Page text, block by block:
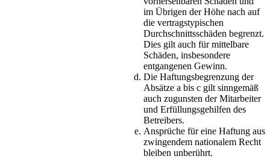
im Übrigen der Höhe nach auf
die vertragstypischen
Durchschnittsschäden begrenzt.
Dies gilt auch für mittelbare
Schäden, insbesondere
entgangenen Gewinn.
Die Haftungsbegrenzung der
Absätze a bis c gilt sinngemäß
auch zugunsten der Mitarbeiter
und Erfüllungsgehilfen des
Betreibers.
Ansprüche für eine Haftung aus
zwingendem nationalem Recht
bleiben unberührt.